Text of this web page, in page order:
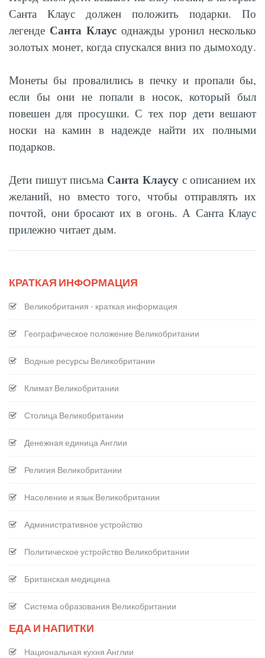
Санта Клаус должен положить подарки. По
легенде Санта Клаус однажды уронил несколько
золотых монет, когда спускался вниз по дымоходу.
Монеты бы провалились в печку и пропали бы,
если бы они не попали в носок, который был
повешен для просушки. С тех пор дети вешают
носки на камин в надежде найти их полными
подарков.
Дети пишут письма Санта Клаусус описанием их
желаний, но вместо того, чтобы отправлять их
почтой, они бросают их в огонь. А Санта Клаус
прилежно читает дым.
КРАТКАЯ ИНФОРМАЦИЯ
Великобритания - краткая информация
Географическое положение Великобритании
Водные ресурсы Великобритании
Климат Великобритании
Столица Великобритании
Денежная единица Англии
Религия Великобритании
Население и язык Великобритании
Административное устройство
Политическое устройство Великобритании
Британская медицина
Система образования Великобритании
ЕДА И НАПИТКИ
Национальная кухня Англии